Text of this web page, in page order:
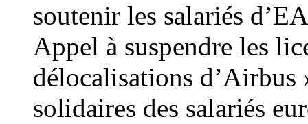
soutenir les salariés
Appel à suspendre les
délocalisations d’Airbus
solidaires des salariés